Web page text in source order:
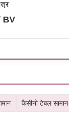
BV
कैसीनो टेबल सामान